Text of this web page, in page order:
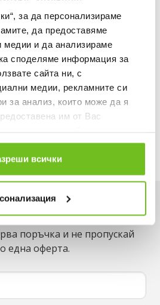
за да персонализираме
да предоставяме
медии и да анализираме
споделяме информация за
сайта ни, с
медии, рекламните си
за анализ, които може да я
им от Вас
на услугите им.
всички
в списъка ни?
поръчка и не пропускай
една оферта.